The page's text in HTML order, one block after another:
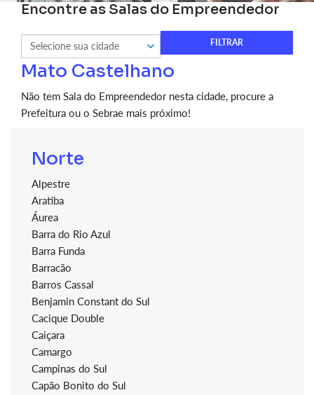
Encontre as Salas do Empreendedor
Mato Castelhano
Não tem Sala do Empreendedor nesta cidade, procure a
Prefeitura ou o Sebrae mais próximo!
Norte
Alpestre
Aratiba
Áurea
Barra do Rio Azul
Barra Funda
Barracão
Barros Cassal
Benjamin Constant do Sul
Cacique Double
Caiçara
Camargo
Campinas do Sul
Capão Bonito do Sul